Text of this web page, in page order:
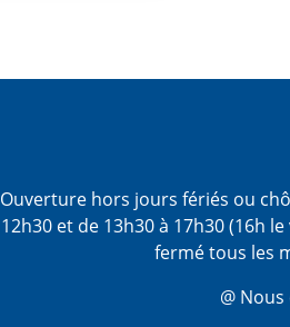
Ouverture hors jours fériés ou
12h30 et de 13h30 à 17h30 (16h
fermé tous les
@